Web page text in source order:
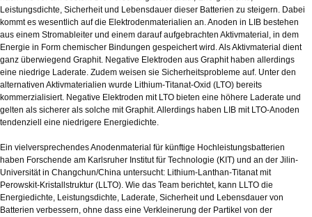
Leistungsdichte, Sicherheit und Lebensdauer dieser Batterien zu steigern. Dabei
kommt es wesentlich auf die Elektrodenmaterialien an. Anoden in LIB bestehen
aus einem Stromableiter und einem darauf aufgebrachten Aktivmaterial, in dem
Energie in Form chemischer Bindungen gespeichert wird. Als Aktivmaterial dient
ganz überwiegend Graphit. Negative Elektroden aus Graphit haben allerdings
eine niedrige Laderate. Zudem weisen sie Sicherheitsprobleme auf. Unter den
alternativen Aktivmaterialien wurde Lithium-Titanat-Oxid (LTO) bereits
kommerzialisiert. Negative Elektroden mit LTO bieten eine höhere Laderate und
gelten als sicherer als solche mit Graphit. Allerdings haben LIB mit LTO-Anoden
tendenziell eine niedrigere Energiedichte.
Ein vielversprechendes Anodenmaterial für künftige Hochleistungsbatterien
haben Forschende am Karlsruher Institut für Technologie (KIT) und an der Jilin-
Universität in Changchun/China untersucht: Lithium-Lanthan-Titanat mit
Perowskit-Kristallstruktur (LLTO). Wie das Team berichtet, kann LLTO die
Energiedichte, Leistungsdichte, Laderate, Sicherheit und Lebensdauer von
Batterien verbessern, ohne dass eine Verkleinerung der Partikel von der